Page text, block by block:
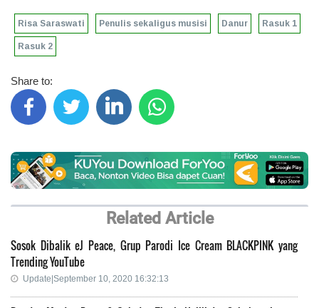
Risa Saraswati Penulis sekaligus musisi Danur Rasuk 1
Rasuk 2
Share to:
Related Article
Sosok Dibalik eJ Peace, Grup Parodi Ice Cream BLACKPINK yang
Trending YouTube
Update|September 10, 2020 16:32:13